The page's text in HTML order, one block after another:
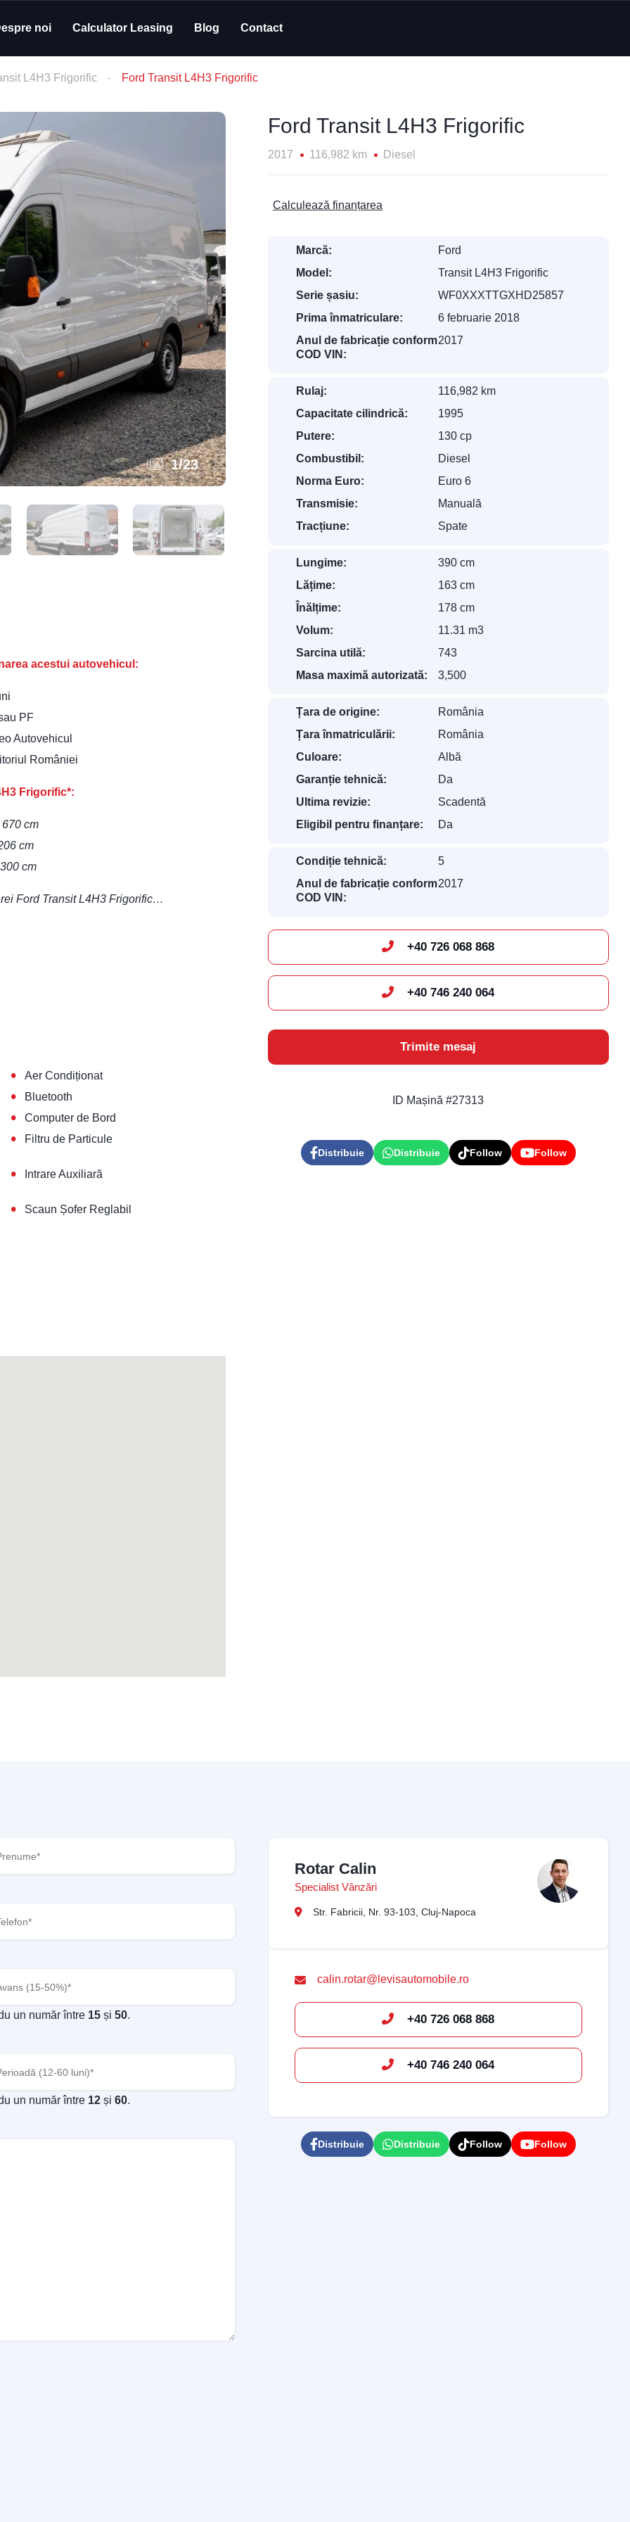
noi Calculator Leasing Blog Contact
L4H3 Frigorific Ford Transit L4H3 Frigorific
1/23
acestui autovehicul:
PF
Autovehicul
României
Frigorific*:
cm
cm
cm
Ford Transit L4H3 Frigorific…
• Aer Condiționat
• Bluetooth
• Computer de Bord
• Filtru de Particule
• Intrare Auxiliară
• Scaun Șofer Reglabil
Ford Transit L4H3 Frigorific
2017 116,982 km Diesel
Calculează finanțarea
Marcă:
Ford
Model:
Transit L4H3 Frigorific
Serie șasiu:
WF0XXXTTGXHD25857
Prima înmatriculare:
6 februarie 2018
Anul de fabricație conform
COD VIN:
2017
Rulaj:
116,982 km
Capacitate cilindrică:
1995
Putere:
130 cp
Combustibil:
Diesel
Norma Euro:
Euro 6
Transmisie:
Manuală
Tracțiune:
Spate
Lungime:
390 cm
Lățime:
163 cm
Înălțime:
178 cm
Volum:
11.31 m3
Sarcina utilă:
743
Masa maximă autorizată:
3,500
Țara de origine:
România
Țara înmatriculării:
România
Culoare:
Albă
Garanție tehnică:
Da
Ultima revizie:
Scadentă
Eligibil pentru finanțare:
Da
Condiție tehnică:
5
Anul de fabricație conform
COD VIN:
2017
+40 726 068 868
+40 746 240 064
Trimite mesaj
ID Mașină #27313
Distribuie Distribuie Follow Follow
un număr între 15 și50.
un număr între 12 și60.
Rotar Calin
Specialist Vânzări
Str. Fabricii, Nr. 93-103, Cluj-Napoca
calin.rotar@levisautomobile.ro
+40 726 068 868
+40 746 240 064
Distribuie Distribuie Follow Follow